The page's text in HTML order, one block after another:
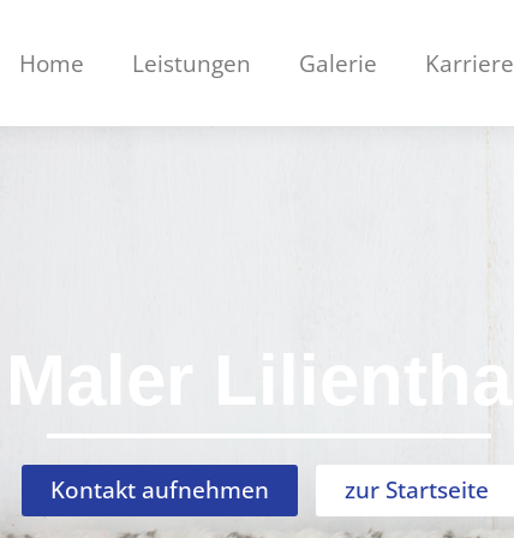
Home Leistungen Galerie Karriere
Maler Lilienthal
Kontakt aufnehmen zur Startseite